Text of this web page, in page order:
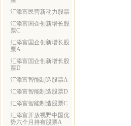
汇添富民营新动力股票
汇添富国企创新增长股
票C
汇添富国企创新增长股
票A
汇添富国企创新增长股
票D
汇添富智能制造股票A
汇添富智能制造股票D
汇添富智能制造股票C
汇添富开放视野中国优
势六个月持有股票A